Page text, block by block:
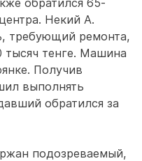
обратился 65-
Некий А.
требующий ремонта,
тысяч тенге. Машина
Получив
выполнять
обратился за
подозреваемый,